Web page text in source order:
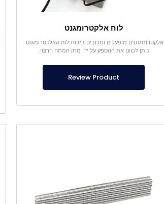
לוח אלקטרומגנט
אלקטרומגנטים מופעלים ומכובים בזכות לוח האלקטרומגנט.
ניתן לכוונן את ההספק על ידי מתן המתח הרצוי.
Review Product